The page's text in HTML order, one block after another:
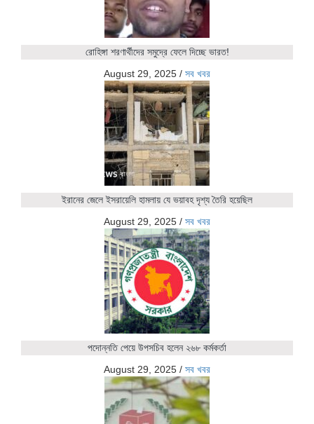
রোহিঙ্গা শরণার্থীদের সমুদ্রে ফেলে দিচ্ছে ভারত!
August 29, 2025 / সব খবর
ইরানের জেলে ইসরায়েলি হামলায় যে ভয়াবহ দৃশ্য তৈরি হয়েছিল
August 29, 2025 / সব খবর
পদোন্নতি পেয়ে উপসচিব হলেন ২৬৮ কর্মকর্তা
August 29, 2025 / সব খবর